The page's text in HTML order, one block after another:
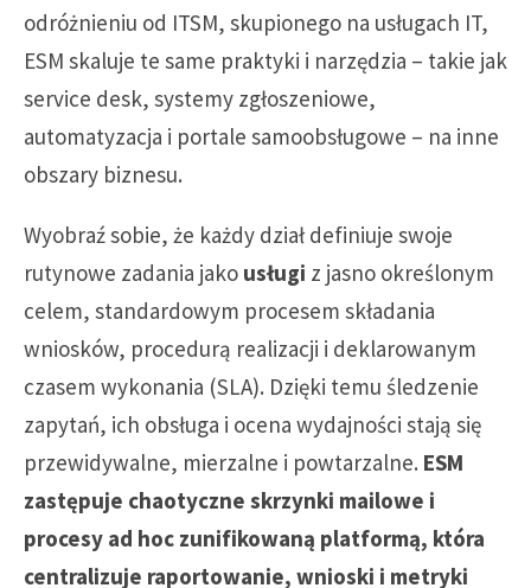
odróżnieniu od ITSM, skupionego na usługach IT,
ESM skaluje te same praktyki i narzędzia – takie jak
service desk, systemy zgłoszeniowe,
automatyzacja i portale samoobsługowe – na inne
obszary biznesu.
Wyobraź sobie, że każdy dział definiuje swoje
rutynowe zadania jako usługi z jasno określonym
celem, standardowym procesem składania
wniosków, procedurą realizacji i deklarowanym
czasem wykonania (SLA). Dzięki temu śledzenie
zapytań, ich obsługa i ocena wydajności stają się
przewidywalne, mierzalne i powtarzalne. ESM
zastępuje chaotyczne skrzynki mailowe i
procesy ad hoc zunifikowaną platformą, która
centralizuje raportowanie, wnioski i metryki